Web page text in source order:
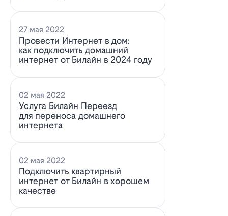
27 мая 2022
Провести Интернет в дом:
как подключить домашний
интернет от Билайн в 2024 году
02 мая 2022
Услуга Билайн Переезд
для переноса домашнего
интернета
02 мая 2022
Подключить квартирный
интернет от Билайн в хорошем
качестве